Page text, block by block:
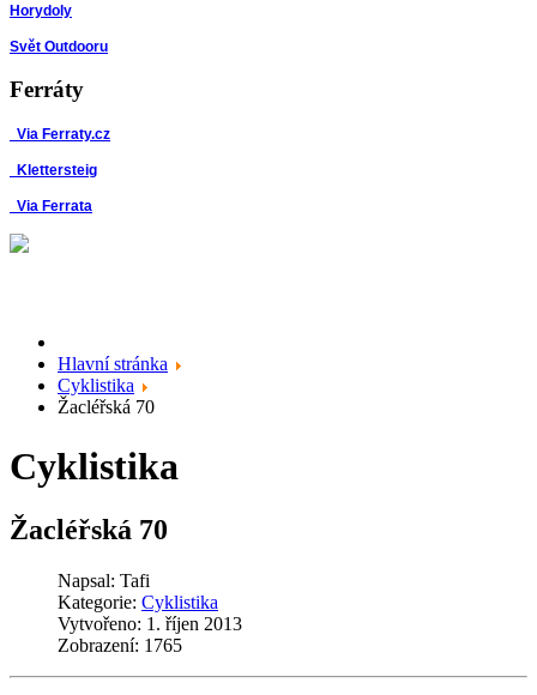
Horydoly
Svět Outdooru
Ferráty
Via Ferraty.cz
Klettersteig
Via Ferrata
Hlavní stránka
Cyklistika
Žacléřská 70
Cyklistika
Žacléřská 70
Napsal: Tafi
Kategorie: Cyklistika
Vytvořeno: 1. říjen 2013
Zobrazení: 1765